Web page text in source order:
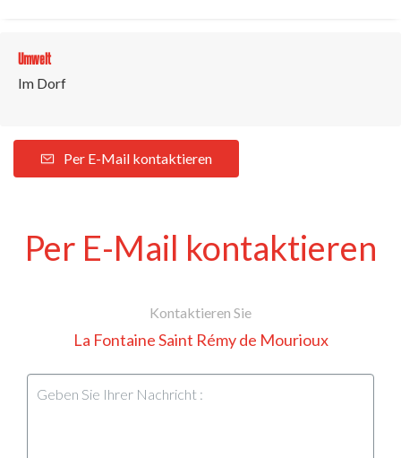
Umwelt
Im Dorf
Per E-Mail kontaktieren
Per E-Mail kontaktieren
Kontaktieren Sie
La Fontaine Saint Rémy de Mourioux